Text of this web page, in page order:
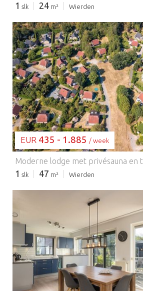
1 slk 24 m² Wierden
BEZIG MET LADEN...
EUR 435 - 1.885 / week
1 slk 47 m² Wierden
BEZIG MET LADEN...